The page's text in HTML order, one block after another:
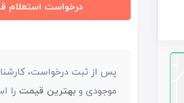
درخواست استعلام
پس از ثبت درخواست،
موجودی و بهترین قیمت را